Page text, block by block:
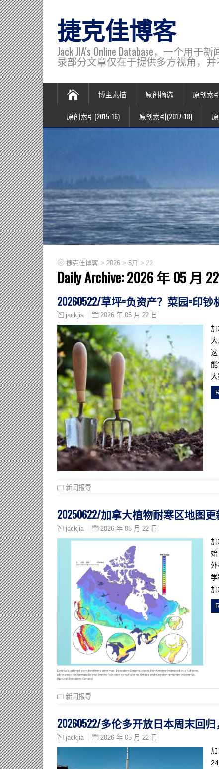
捷克佳博客
Jack JIA's Online Database，一个用
录部分文章仅在于提供多方视角，并
博主素描 原创摘选 原创索
原创索引(2015-16) 原创索引(2017-18)
捷克佳博客 > 2026 > 5月 > 22
Daily Archive:2026 年 05 月
20260522/草坪=负资产？菜园=印
jackjia 2026 年 05 月 22 日
加
大
这
大
新闻报导
20250622/加拿大植物耐寒区地图
jackjia 2026 年 05 月 22 日
加
始
外
学
加
新闻报导
20260522/多伦多开放日本周末回
jackjia 2026 年 05 月 22 日
加